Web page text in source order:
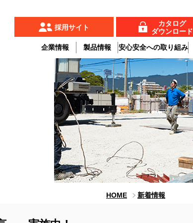
採用サイト
カタログ
ダウンロード
企業情報 製品情報 安心安全への取り組み
HOME 新着情報